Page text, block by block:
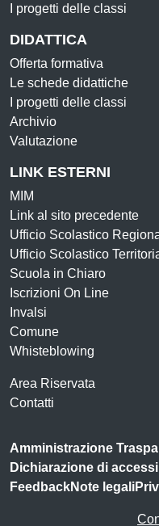
I progetti delle classi
DIDATTICA
Offerta formativa
Le schede didattiche
I progetti delle classi
Archivio
Valutazione
LINK ESTERNI
MIM
Link al sito precedente
Ufficio Scolastico
Ufficio Scolastico
Scuola in Chiaro
Iscrizioni On Line
Invalsi
Comune
Whisteblowing
Area Riservata
Contatti
Amministrazione
Dichiarazione di
FeedbackNote legali